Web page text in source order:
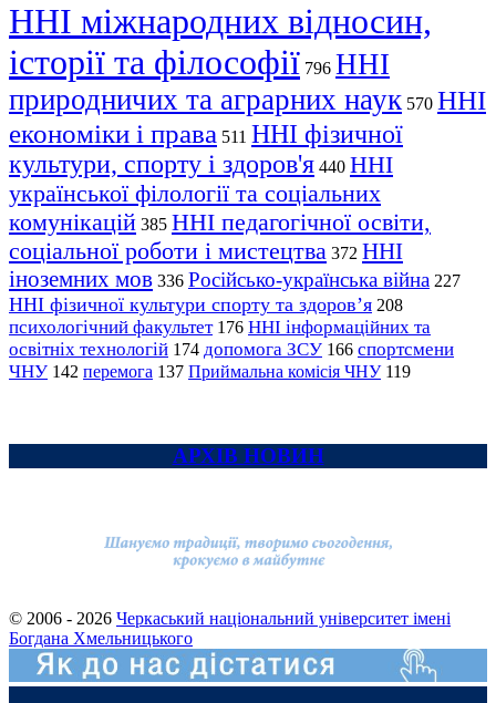
ННІ міжнародних відносин,
історії та філософії 796 ННІ
природничих та аграрних наук 570 ННІ
економіки і права 511 ННІ фізичної
культури, спорту і здоров'я 440 ННІ
української філології та соціальних
комунікацій 385 ННІ педагогічної освіти,
соціальної роботи і мистецтва 372 ННІ
іноземних мов 336 Російсько-українська війна 227
ННІ фізичної культури спорту та здоров’я 208
психологічний факультет 176 ННІ інформаційних та
освітніх технологій 174 допомога ЗСУ 166 спортсмени
ЧНУ 142 перемога 137 Приймальна комісія ЧНУ 119
АРХІВ НОВИН
© 2006 - 2026 Черкаський національний університет імені
Богдана Хмельницького